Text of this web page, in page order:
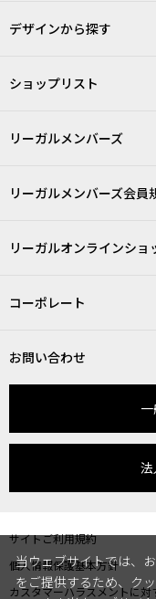
デザインから探す
ショップリスト
リーガルメンバーズ
リーガルメンバーズ会員
リーガルオンラインショ
コーポレート
お問い合わせ
法
サイトご利用規約
個人情報保護基本方針
カスタマーハラスメントに対
当ウェブサイトでは、
をご提供するため、ク